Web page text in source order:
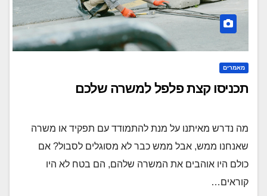
מאמרים
תכניסו קצת פלפל למשרה שלכם
מה נדרש מאיתנו על מנת להתמודד עם תפקיד או משרה
שאנחנו ממש, אבל ממש כבר לא מסוגלים לסבול? אם
כולם היו אוהבים את המשרה שלהם, הם בטח לא היו
קוראים…